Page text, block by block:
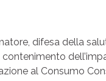
difesa della
contenimento
al Consumo